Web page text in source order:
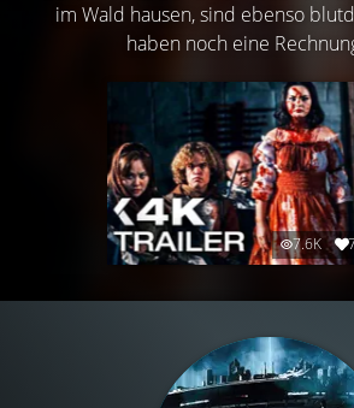
im Wald hausen, sind ebenso
haben noch eine
7.6K